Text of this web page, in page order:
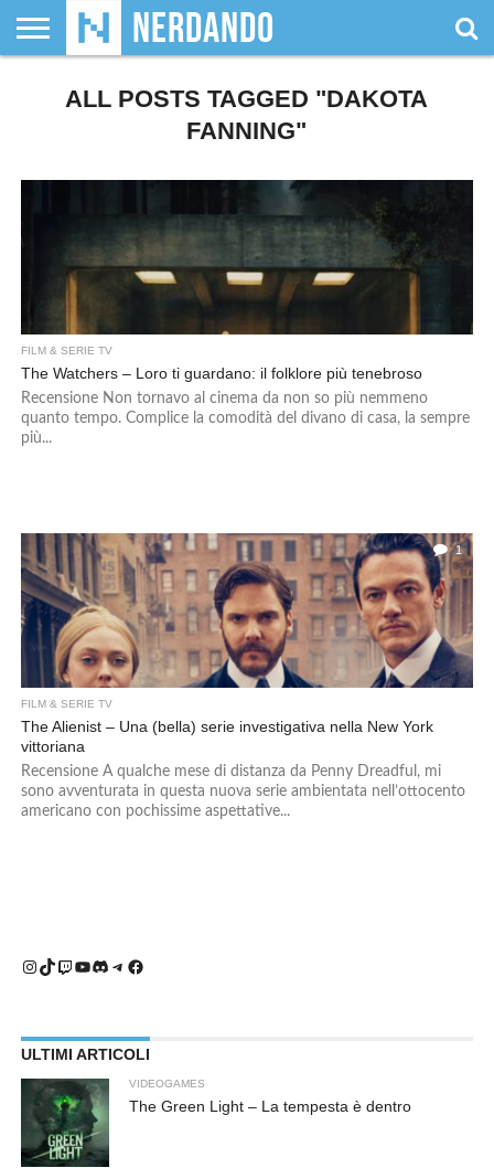
SIAMO
GIOCHI
GIOCHI
VIDEOGAMES
FILM
FUMETTI
& LIBRI
MAGIC:
THE
DUNGEONS
WRESTLING
NERDANDO
AWARDS
BOLLINI
ALL POSTS TAGGED "DAKOTA
FANNING"
FILM & SERIE TV
The Watchers – Loro ti guardano: il folklore più tenebroso
Recensione Non tornavo al cinema da non so più nemmeno
quanto tempo. Complice la comodità del divano di casa, la sempre
più...
1
FILM & SERIE TV
The Alienist – Una (bella) serie investigativa nella New York
vittoriana
Recensione A qualche mese di distanza da Penny Dreadful, mi
sono avventurata in questa nuova serie ambientata nell’ottocento
americano con pochissime aspettative...
Instagram
TikTok
Twitch
YouTube
Discord
Telegram
Facebook
ULTIMI ARTICOLI
VIDEOGAMES
The Green Light – La tempesta è dentro